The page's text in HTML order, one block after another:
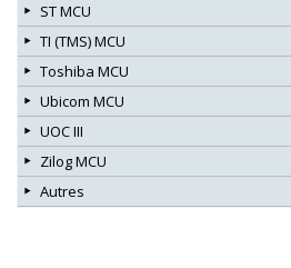
ST MCU
TI (TMS) MCU
Toshiba MCU
Ubicom MCU
UOC III
Zilog MCU
Autres